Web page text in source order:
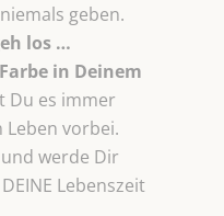
geben.
los …
in Deinem
Du es immer
Leben vorbei.
werde Dir
Lebenszeit